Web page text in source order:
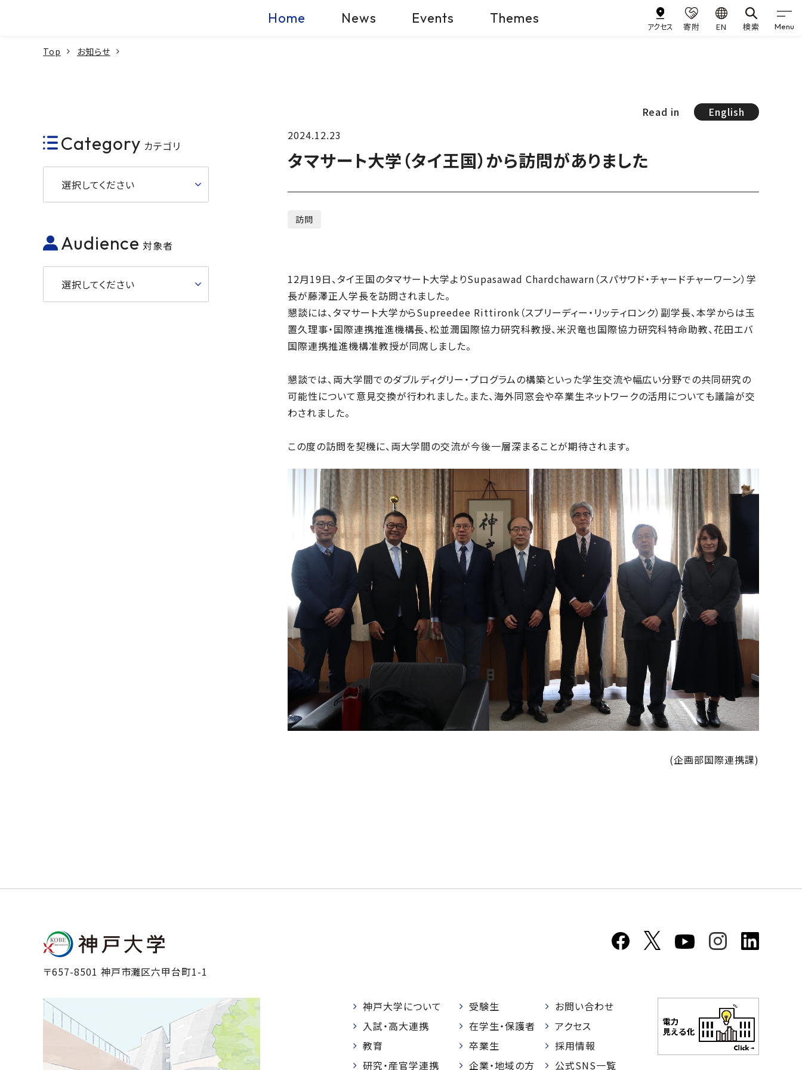
Home News Events Themes
アクセス 寄附 EN 検索 Menu
Top お知らせ
Read in
English
2024.12.23
タマサート大学（タイ王国）から訪問がありました
訪問
12月19日、タイ王国のタマサート大学よりSupasawad Chardchawarn（スパサワド・チャードチャーワーン）学
長が藤澤正人学長を訪問されました。
懇談には、タマサート大学からSupreedee Rittironk（スプリーディー・リッティロンク）副学長、本学からは玉
置久理事・国際連携推進機構長、松並潤国際協力研究科教授、米沢竜也国際協力研究科特命助教、花田エバ
国際連携推進機構准教授が同席しました。
懇談では、両大学間でのダブルディグリー・プログラムの構築といった学生交流や幅広い分野での共同研究の
可能性について意見交換が行われました。また、海外同窓会や卒業生ネットワークの活用についても議論が交
わされました。
この度の訪問を契機に、両大学間の交流が今後一層深まることが期待されます。
(企画部国際連携課)
Category カテゴリ
選択してください
Audience 対象者
選択してください
〒657-8501 神戸市灘区六甲台町1-1
神戸大学について
入試・高大連携
教育
研究・産官学連携
受験生
在学生・保護者
卒業生
企業・地域の方
お問い合わせ
アクセス
採用情報
公式SNS一覧